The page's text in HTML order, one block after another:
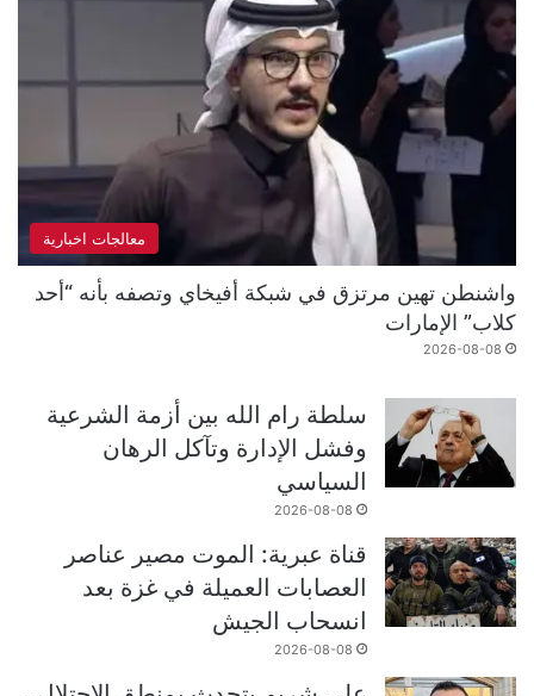
معالجات اخبارية
واشنطن تهين مرتزق في شبكة أفيخاي وتصفه بأنه “أحد
كلاب” الإمارات
2026-08-08
سلطة رام الله بين أزمة الشرعية
وفشل الإدارة وتآكل الرهان
السياسي
2026-08-08
قناة عبرية: الموت مصير عناصر
العصابات العميلة في غزة بعد
انسحاب الجيش
2026-08-08